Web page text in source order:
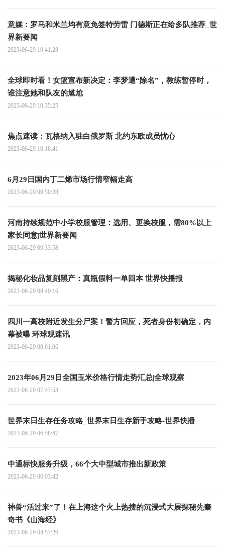
意媒：罗马和米兰均有意免签特劳雷 门德斯正在给多队推荐_世
界新要闻
2023-06-29 10:41:28
全球即时看！女篮宣布新决定：李梦遭“除名”，教练暂停时，
谁注意她和队友的尴尬
2023-06-29 10:35:25
焦点速读： 瓦格纳入驻白俄罗斯 北约东欧成员忧心
2023-06-29 10:18:41
6月29日国内丁二烯市场行情窄幅走高
2023-06-29 09:50:28
河南持续规范中小学校服管理：选用、更换校服，需80%以上
家长同意|世界新要闻
2023-06-29 09:33:58
揭秘化妆品复刻黑产：真瓶假料一单回本 世界快播报
2023-06-29 08:40:16
四川一高校附近发生分尸案！警方回应，死者身份初确定，内
幕被曝 环球观速讯
2023-06-29 08:01:06
2023年06月29日全国玉米价格行情走势汇总|全球观察
2023-06-29 07:47:53
世界末日生存任务攻略_世界末日生存新手攻略-世界快播
2023-06-29 06:58:47
中通标快服务升级，66个大中型城市推出新政策
2023-06-29 06:03:42
神兽“活过来”了！在上海这个火上热搜的沉浸式大展探秘先秦
奇书《山海经》
2023-06-29 04:57:26